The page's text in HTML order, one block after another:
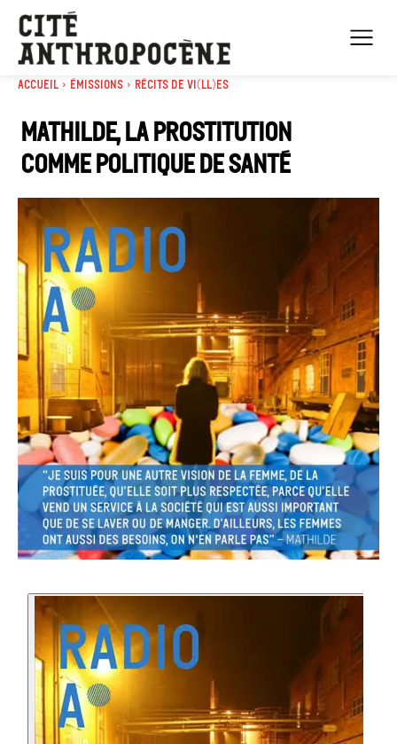
Accueil Émissions Récits de Vi(ll)es
Mathilde, La prostitution
comme politique de santé